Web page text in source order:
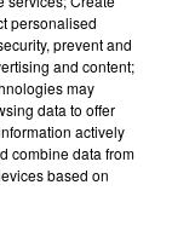
Dijon
en ce
du
Adam
à
personalised
prevent and
and content;
may
data to offer
actively
combine data from
based on